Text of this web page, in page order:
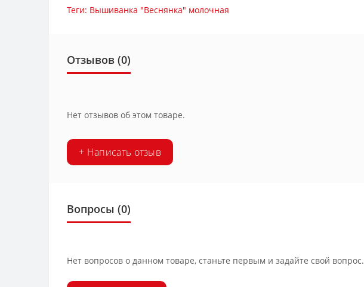
Теги: Вышиванка "Веснянка" молочная
Отзывов (0)
Нет отзывов об этом товаре.
+ Написать отзыв
Вопросы (0)
Нет вопросов о данном товаре, станьте первым и задайте свой вопрос.